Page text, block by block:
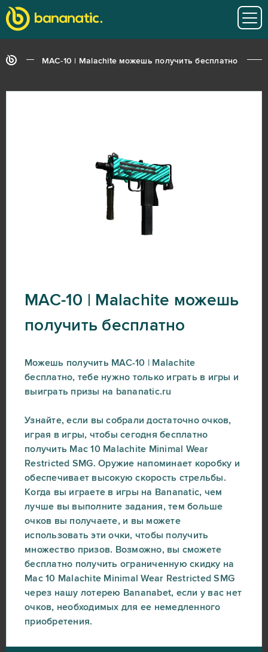
MAC-10 | Malachite можешь получить бесплатно
MAC-10 | Malachite можешь
получить бесплатно
Можешь получить MAC-10 | Malachite
бесплатно, тебе нужно только играть в игры и
выиграть призы на bananatic.ru
Узнайте, если вы собрали достаточно очков,
играя в игры, чтобы сегодня бесплатно
получить Mac 10 Malachite Minimal Wear
Restricted SMG. Оружие напоминает коробку и
обеспечивает высокую скорость стрельбы.
Когда вы играете в игры на Bananatic, чем
лучше вы выполните задания, тем больше
очков вы получаете, и вы можете
использовать эти очки, чтобы получить
множество призов. Возможно, вы сможете
бесплатно получить ограниченную скидку на
Mac 10 Malachite Minimal Wear Restricted SMG
через нашу лотерею Bananabet, если у вас нет
очков, необходимых для ее немедленного
приобретения.